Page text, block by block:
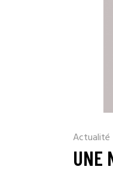
Actualité
UNE